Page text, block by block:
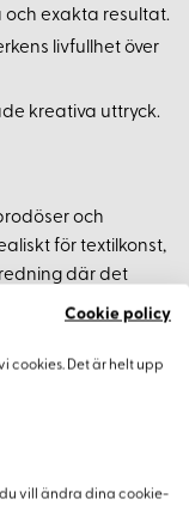
och exakta resultat.
livfullhet över
kreativa uttryck.
och
för textilkonst,
där det
Cookie policy
cookies. Det är helt upp
du vill ändra dina cookie-